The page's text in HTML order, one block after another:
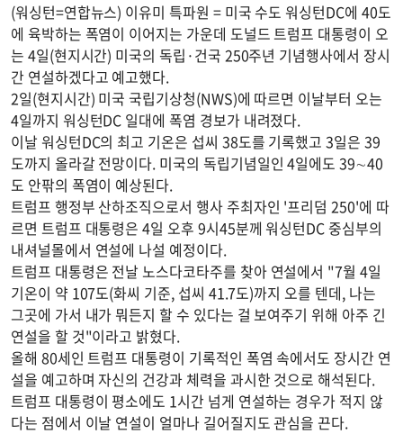
(워싱턴=연합뉴스) 이유미 특파원 = 미국 수도 워싱턴DC에 40도
에 육박하는 폭염이 이어지는 가운데 도널드 트럼프 대통령이 오
는 4일(현지시간) 미국의 독립·건국 250주년 기념행사에서 장시
간 연설하겠다고 예고했다.
2일(현지시간) 미국 국립기상청(NWS)에 따르면 이날부터 오는
4일까지 워싱턴DC 일대에 폭염 경보가 내려졌다.
이날 워싱턴DC의 최고 기온은 섭씨 38도를 기록했고 3일은 39
도까지 올라갈 전망이다. 미국의 독립기념일인 4일에도 39∼40
도 안팎의 폭염이 예상된다.
트럼프 행정부 산하조직으로서 행사 주최자인 '프리덤 250'에 따
르면 트럼프 대통령은 4일 오후 9시45분께 워싱턴DC 중심부의
내셔널몰에서 연설에 나설 예정이다.
트럼프 대통령은 전날 노스다코타주를 찾아 연설에서 "7월 4일
기온이 약 107도(화씨 기준, 섭씨 41.7도)까지 오를 텐데, 나는
그곳에 가서 내가 뭐든지 할 수 있다는 걸 보여주기 위해 아주 긴
연설을 할 것"이라고 밝혔다.
올해 80세인 트럼프 대통령이 기록적인 폭염 속에서도 장시간 연
설을 예고하며 자신의 건강과 체력을 과시한 것으로 해석된다.
트럼프 대통령이 평소에도 1시간 넘게 연설하는 경우가 적지 않
다는 점에서 이날 연설이 얼마나 길어질지도 관심을 끈다.